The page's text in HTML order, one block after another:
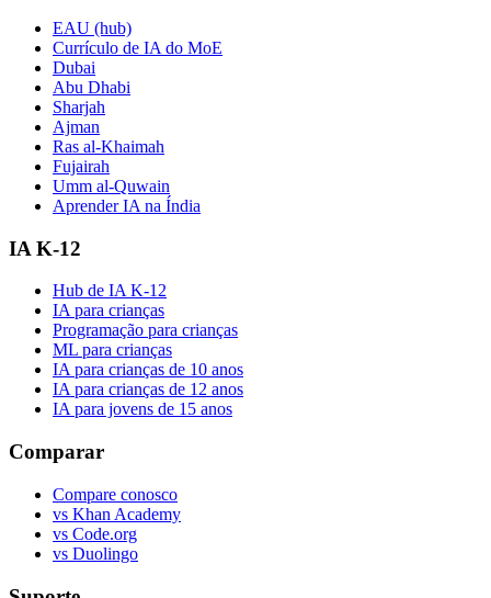
EAU (hub)
Currículo de IA do MoE
Dubai
Abu Dhabi
Sharjah
Ajman
Ras al-Khaimah
Fujairah
Umm al-Quwain
Aprender IA na Índia
IA K-12
Hub de IA K-12
IA para crianças
Programação para crianças
ML para crianças
IA para crianças de 10 anos
IA para crianças de 12 anos
IA para jovens de 15 anos
Comparar
Compare conosco
vs Khan Academy
vs Code.org
vs Duolingo